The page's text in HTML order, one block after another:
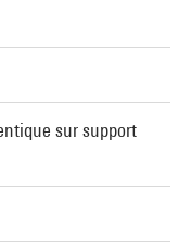
sur support